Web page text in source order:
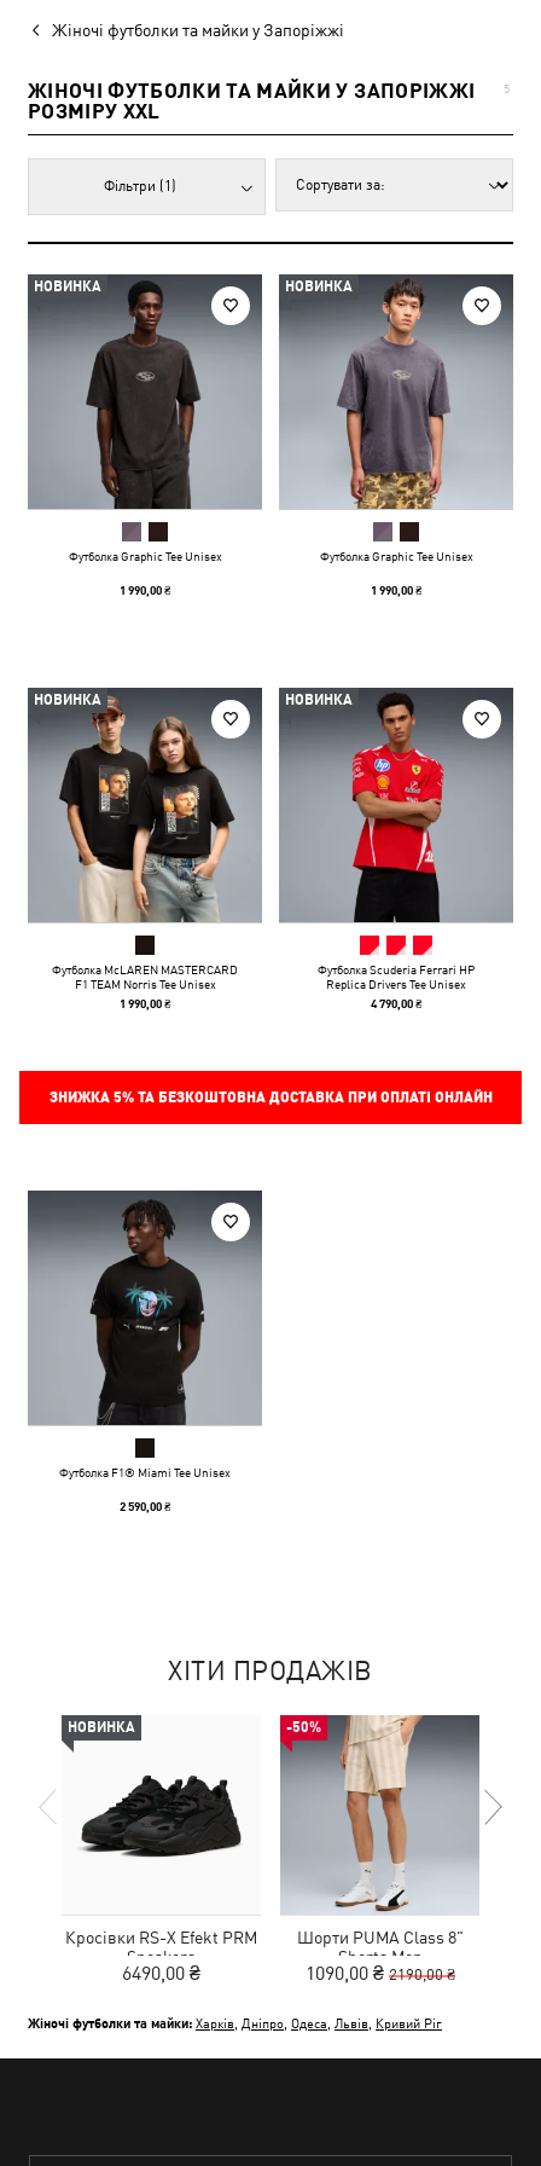
Жіночі футболки та майки у Запоріжжі
ЖІНОЧІ ФУТБОЛКИ ТА МАЙКИ У ЗАПОРІЖЖІ
РОЗМІРУ XXL
5
Фільтри (1)
НОВИНКА
Футболка Graphic Tee Unisex
1 990,00 ₴
НОВИНКА
Футболка Graphic Tee Unisex
1 990,00 ₴
НОВИНКА
Футболка McLAREN MASTERCARD
F1 TEAM Norris Tee Unisex
1 990,00 ₴
НОВИНКА
Футболка Scuderia Ferrari HP
Replica Drivers Tee Unisex
4 790,00 ₴
ЗНИЖКА 5%ТА БЕЗКОШТОВНА ДОСТАВКА ПРИ ОПЛАТІ ОНЛАЙН
Футболка F1® Miami Tee Unisex
2 590,00 ₴
ХІТИ ПРОДАЖІВ
НОВИНКА
Кросівки RS-X Efekt PRM
Sneakers
6490,00 ₴
-50%
Шорти PUMA Class 8"
Shorts Men
1090,00 ₴ 2190,00 ₴
Жіночі футболки та майки: Харків Дніпро Одеса Львів Кривий Ріг